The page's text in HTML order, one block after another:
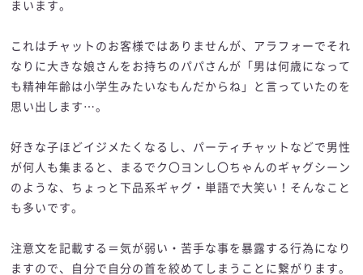
まいます。
これはチャットのお客様ではありませんが、アラフォーでそれ
なりに大きな娘さんをお持ちのパパさんが「男は何歳になって
も精神年齢は小学生みたいなもんだからね」と言っていたのを
思い出します…。
好きな子ほどイジメたくなるし、パーティチャットなどで男性
が何人も集まると、まるでク〇ヨンし〇ちゃんのギャグシーン
のような、ちょっと下品系ギャグ・単語で大笑い！そんなこと
も多いです。
注意文を記載する＝気が弱い・苦手な事を暴露する行為になり
ますので、自分で自分の首を絞めてしまうことに繋がります。